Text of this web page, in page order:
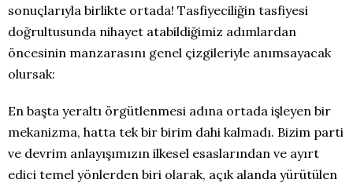
sonuçlarıyla birlikte ortada! Tasfiyeciliğin tasfiyesi
doğrultusunda nihayet atabildiğimiz adımlardan
öncesinin manzarasını genel çizgileriyle anımsayacak
olursak:
En başta yeraltı örgütlenmesi adına ortada işleyen bir
mekanizma, hatta tek bir birim dahi kalmadı. Bizim parti
ve devrim anlayışımızın ilkesel esaslarından ve ayırt
edici temel yönlerden biri olarak, açık alanda yürütülen